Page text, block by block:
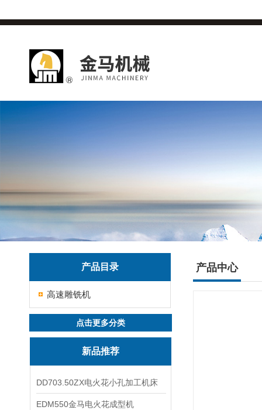
产品目录
高速雕铣机
点击更多分类
新品推荐
DD703.50ZX电火花小孔加工机床
EDM550金马电火花成型机
产品中心